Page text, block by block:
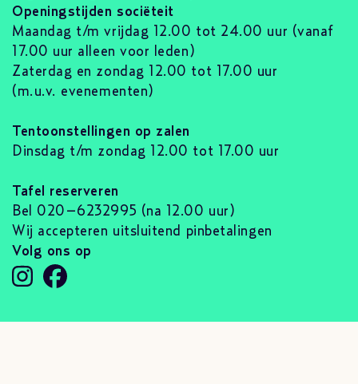
Openingstijden sociëteit
Maandag t/m vrijdag 12.00 tot 24.00 uur (vanaf
17.00 uur alleen voor leden)
Zaterdag en zondag 12.00 tot 17.00 uur
(m.u.v. evenementen)
Tentoonstellingen op zalen
Dinsdag t/m zondag 12.00 tot 17.00 uur
Tafel reserveren
Bel 020–6232995 (na 12.00 uur)
Wij accepteren uitsluitend pinbetalingen
Volg ons op